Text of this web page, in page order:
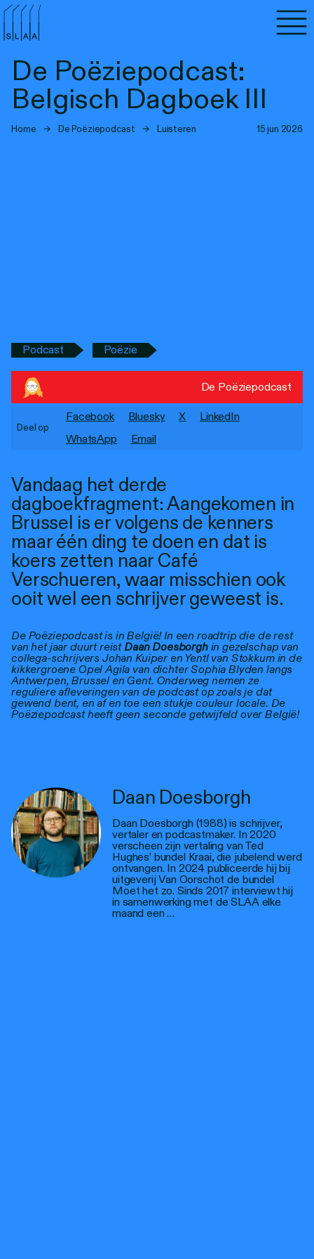
De Poëziepodcast:
Belgisch Dagboek III
Home → De Poëziepodcast → Luisteren 15 jun 2026
Vandaag het derde
dagboekfragment: Aangekomen in
Brussel is er volgens de kenners
maar één ding te doen en dat is
koers zetten naar Café
Verschueren, waar misschien ook
ooit wel een schrijver geweest is.
De Poëziepodcast is in België! In een roadtrip die de rest
van het jaar duurt reistDaan Doesborghin gezelschap van
collega-schrijvers Johan Kuiper en Yentl van Stokkum in de
kikkergroene Opel Agila van dichter Sophia Blyden langs
Antwerpen, Brussel en Gent. Onderweg nemen ze
reguliere afleveringen van de podcast op zoals je dat
gewend bent, en af en toe een stukje couleur locale. De
Poëziepodcast heeft geen seconde getwijfeld over België!
Podcast Poëzie
De Poëziepodcast
Deel op
Facebook Bluesky X
LinkedIn
WhatsApp
Email
Daan Doesborgh
Daan Doesborgh (1988) is schrijver,
vertaler en podcastmaker. In 2020
verscheen zijn vertaling van Ted
Hughes’ bundel Kraai, die jubelend werd
ontvangen. In 2024 publiceerde hij bij
uitgeverij Van Oorschot de bundel
Moet het zo. Sinds 2017 interviewt hij
in samenwerking met de SLAA elke
maand een …
Agenda
Programma's
Lezen
Toegankelijkheid
Stadsdichter